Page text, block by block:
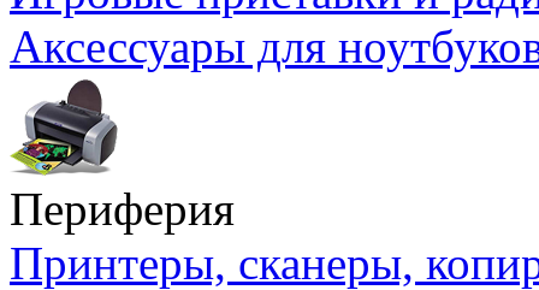
Аксессуары для
Периферия
Принтеры, сканеры,